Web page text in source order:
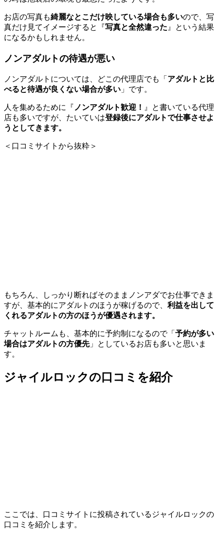
お店の写真も綺麗なとこだけ映している場合も多いので、写
真だけ見てイメージすると『写真と全然違った 』という結果
になるかもしれません。
ノンアダルトの待遇が悪い
ノンアダルトについては、どこの代理店でも「 アダルトと比
べると待遇が良くない場合が多い 」です。
人を集めるために『 ノンアダルト歓迎！ 』と書いている代理
店も多いですが、たいていは登録後にアダルトで仕事させよ
うとしてきます。
＜口コミサイトから抜粋＞
もちろん、しっかり断ればそのままノンアダでお仕事できま
すが、基本的にアダルトのほうが稼げるので、 利益を出して
くれるアダルトの方のほうが優遇されます。
チャットルームも、基本的に予約制になるので「 予約が多い
場合はアダルトの方優先」としているお店も多いと思いま
す。
ジャイルロックの口コミを紹介
ここでは、口コミサイトに投稿されているジャイルロックの
口コミを紹介します。